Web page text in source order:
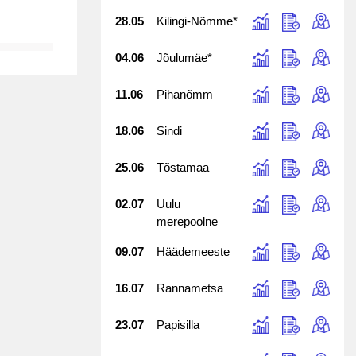
28.05 Kilingi-Nõmme*
04.06 Jõulumäe*
11.06 Pihanõmm
18.06 Sindi
25.06 Tõstamaa
02.07
Uulu
merepoolne
09.07 Häädemeeste
16.07 Rannametsa
23.07 Papisilla